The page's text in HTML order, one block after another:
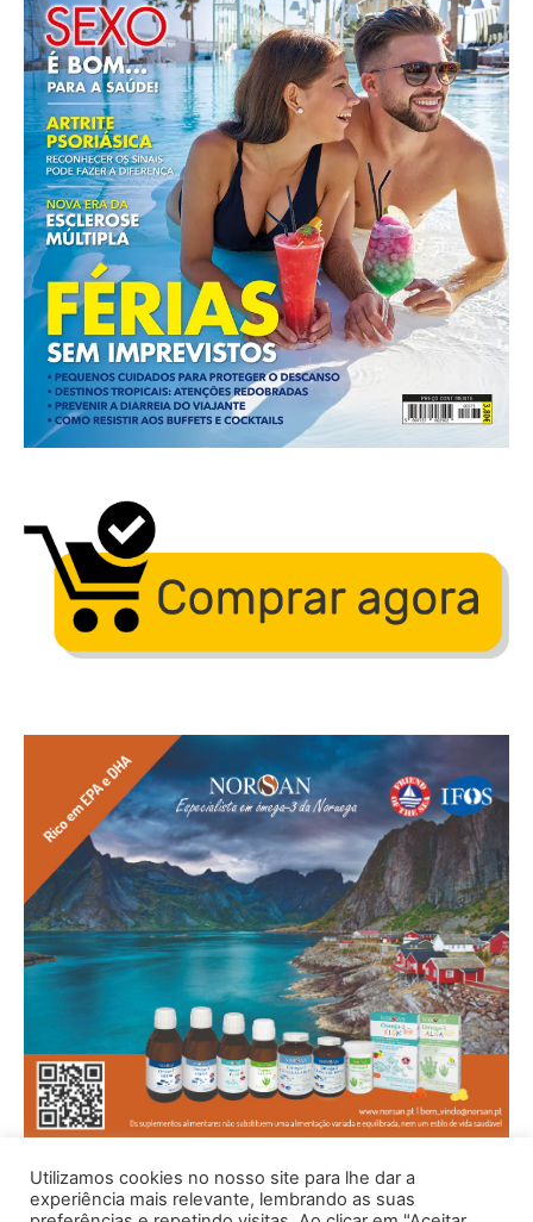
Utilizamos cookies no nosso site para lhe dar a
experiência mais relevante, lembrando as suas